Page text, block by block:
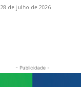
28 de julho de 2026
- Publicidade -